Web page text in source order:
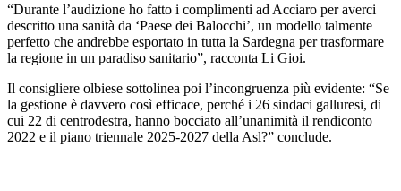
“Durante l’audizione ho fatto i complimenti ad Acciaro per averci
descritto una sanità da ‘Paese dei Balocchi’, un modello talmente
perfetto che andrebbe esportato in tutta la Sardegna per trasformare
la regione in un paradiso sanitario”, racconta Li Gioi.
Il consigliere olbiese sottolinea poi l’incongruenza più evidente: “Se
la gestione è davvero così efficace, perché i 26 sindaci galluresi, di
cui 22 di centrodestra, hanno bocciato all’unanimità il rendiconto
2022 e il piano triennale 2025-2027 della Asl?” conclude.